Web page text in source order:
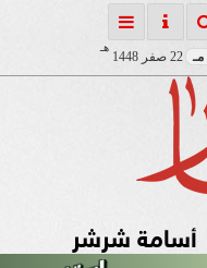
22 صفر 1448
هـ
أسامة شرشر